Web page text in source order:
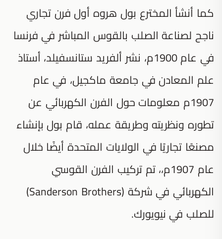
كما أنشأ المخترع بول هروه أول فرن تجاري
ناجح لصناعة الصلب بالقوس المباشر في فرنسا
في عام 1900م، نشر ألفريد ستانسفيلد، أستاذ
علم المعادن في جامعة ماكجيل، في عام
1907م معلومات حول الفرن الكهربائي عن
تطوره ونظريته وطريقة عمله، قام بول بإنشاء
مصنعًا تجاريًا في الولايات المتحدة أيضًا خلال
عام 1907م،، تم تركيب الفرن القوسي
الكهربائي في شركة (Sanderson Brothers)
للصلب في نيويورك.